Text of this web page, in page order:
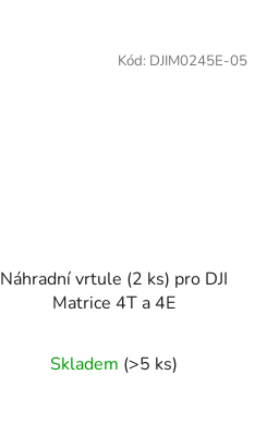
Náhradní vrtule (2 ks) pro DJI
Matrice 4T a 4E
Skladem (>5 ks)
Kód: DJIM0245E-05